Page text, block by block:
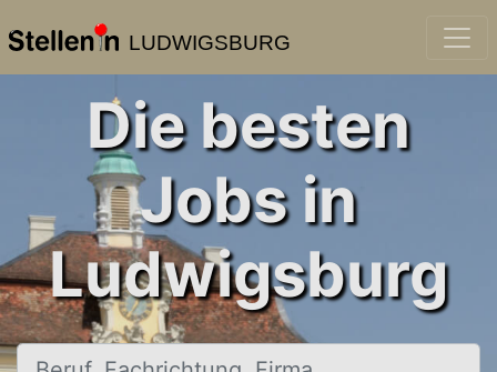
LUDWIGSBURG
Die besten
Jobs in
Ludwigsburg
Beruf, Fachrichtung, Firma